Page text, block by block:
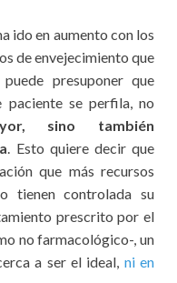
ido en aumento con los
de envejecimiento que
presuponer que
paciente se perfila, no
sino también
. Esto quiere decir que
que más recursos
tienen controlada su
prescrito por el
no farmacológico-, un
a ser el ideal, ni en